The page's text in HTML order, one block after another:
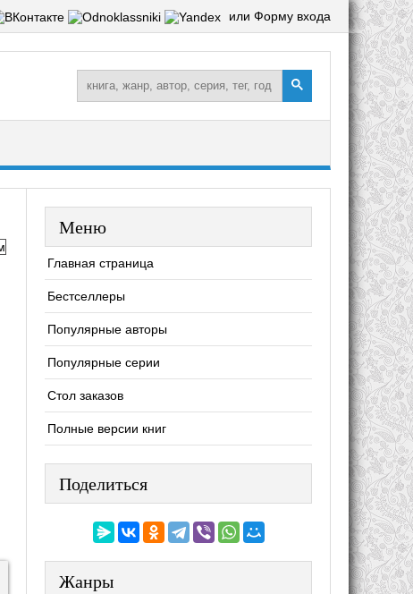
или Форму входа
Меню
Главная страница
Бестселлеры
Популярные авторы
Популярные серии
Стол заказов
Полные версии книг
Поделиться
Жанры